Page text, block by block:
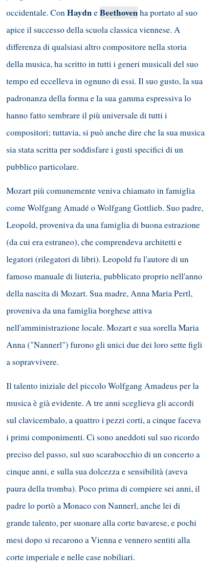
occidentale. ConHaydneBeethovenha portato al suo
apice il successo della scuola classica viennese. A
differenza di qualsiasi altro compositore nella storia
della musica, ha scritto in tutti i generi musicali del suo
tempo ed eccelleva in ognuno di essi. Il suo gusto, la sua
padronanza della forma e la sua gamma espressiva lo
hanno fatto sembrare il più universale di tutti i
compositori; tuttavia, si può anche dire che la sua musica
sia stata scritta per soddisfare i gusti specifici di un
pubblico particolare.
Mozart più comunemente veniva chiamato in famiglia
come Wolfgang Amadé o Wolfgang Gottlieb. Suo padre,
Leopold, proveniva da una famiglia di buona estrazione
(da cui era estraneo), che comprendeva architetti e
legatori (rilegatori di libri). Leopold fu l'autore di un
famoso manuale di liuteria, pubblicato proprio nell'anno
della nascita di Mozart. Sua madre, Anna Maria Pertl,
proveniva da una famiglia borghese attiva
nell'amministrazione locale. Mozart e sua sorella Maria
Anna ("Nannerl") furono gli unici due dei loro sette figli
a sopravvivere.
Il talento iniziale del piccolo Wolfgang Amadeus per la
musica è già evidente. A tre anni sceglieva gli accordi
sul clavicembalo, a quattro i pezzi corti, a cinque faceva
i primi componimenti. Ci sono aneddoti sul suo ricordo
preciso del passo, sul suo scarabocchio di un concerto a
cinque anni, e sulla sua dolcezza e sensibilità (aveva
paura della tromba). Poco prima di compiere sei anni, il
padre lo portò a Monaco con Nannerl, anche lei di
grande talento, per suonare alla corte bavarese, e pochi
mesi dopo si recarono a Vienna e vennero sentiti alla
corte imperiale e nelle case nobiliari.